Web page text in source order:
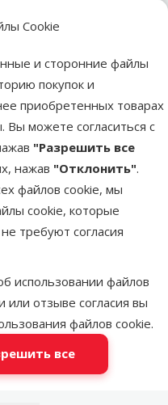
Cookie
и сторонние файлы
покупок и
приобретенных товарах
Вы можете согласиться с
"Разрешить все
нажав "Отклонить".
файлов cookie, мы
cookie, которые
требуют согласия
использовании файлов
или отзыве согласия вы
файлов cookie.
все
Доставка заказов
Животные в
магазинах
Dino Zoo
Ветеринарная
помощью нашего